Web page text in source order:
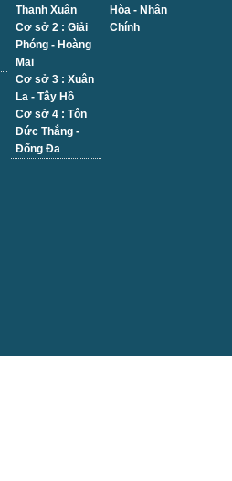
Thanh Xuân
Cơ sở 2 : Giải
Phóng - Hoàng
Mai
Cơ sở 3 : Xuân
La - Tây Hồ
Cơ sở 4 : Tôn
Đức Thắng -
Đống Đa
Hòa - Nhân
Chính